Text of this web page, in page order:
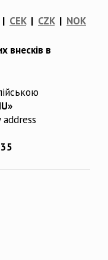
| CEK| CZK| NOK
внесків в